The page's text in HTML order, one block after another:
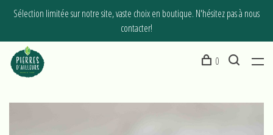
Sélection limitée sur notre site, vaste choix en boutique. N'hésitez pas à nous
contacter!
0